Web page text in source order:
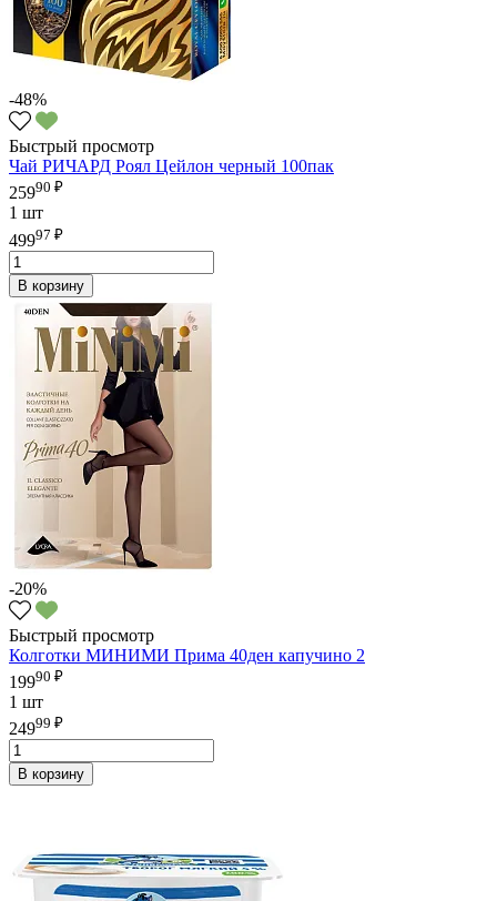
-48%
Быстрый просмотр
Чай РИЧАРД Роял Цейлон черный 100пак
25990 ₽
1 шт
49997 ₽
В корзину
-20%
Быстрый просмотр
Колготки МИНИМИ Прима 40ден капучино 2
19990 ₽
1 шт
24999 ₽
В корзину